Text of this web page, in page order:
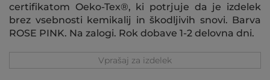
certifikatom Oeko-Tex®, ki potrjuje da je izdelek
brez vsebnosti kemikalij in škodljivih snovi. Barva
ROSE PINK. Na zalogi. Rok dobave 1-2 delovna dni.
Vprašaj za izdelek